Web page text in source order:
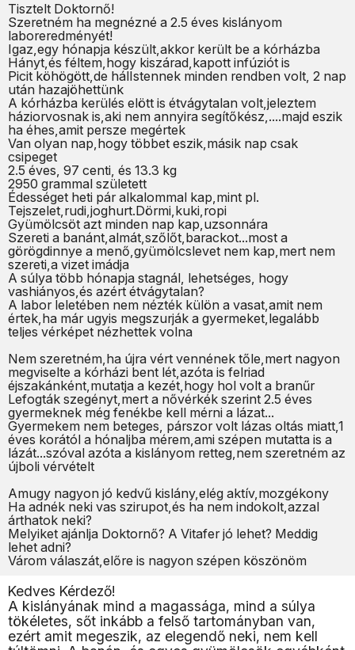
Tisztelt Doktornő!
Szeretném ha megnézné a 2.5 éves kislányom
laboreredményét!
Igaz,egy hónapja készült,akkor került be a kórházba
Hányt,és féltem,hogy kiszárad,kapott infúziót is
Picit köhögött,de hálIstennek minden rendben volt, 2 nap
után hazajöhettünk
A kórházba kerülés elött is étvágytalan volt,jeleztem
háziorvosnak is,aki nem annyira segítőkész,....majd eszik
ha éhes,amit persze megértek
Van olyan nap,hogy többet eszik,másik nap csak
csipeget
2.5 éves, 97 centi, és 13.3 kg
2950 grammal született
Édességet heti pár alkalommal kap,mint pl.
Tejszelet,rudi,joghurt.Dörmi,kuki,ropi
Gyümölcsöt azt minden nap kap,uzsonnára
Szereti a banánt,almát,szőlőt,barackot...most a
görögdinnye a menő,gyümölcslevet nem kap,mert nem
szereti,a vizet imádja
A súlya több hónapja stagnál, lehetséges, hogy
vashiányos,és azért étvágytalan?
A labor leletében nem nézték külön a vasat,amit nem
értek,ha már ugyis megszurják a gyermeket,legalább
teljes vérképet nézhettek volna
Nem szeretném,ha újra vért vennének tőle,mert nagyon
megviselte a kórházi bent lét,azóta is felriad
éjszakánként,mutatja a kezét,hogy hol volt a branűr
Lefogták szegényt,mert a nővérkék szerint 2.5 éves
gyermeknek még fenékbe kell mérni a lázat...
Gyermekem nem beteges, párszor volt lázas oltás miatt,1
éves korától a hónaljba mérem,ami szépen mutatta is a
lázát...szóval azóta a kislányom retteg,nem szeretném az
újboli vérvételt
Amugy nagyon jó kedvű kislány,elég aktív,mozgékony
Ha adnék neki vas szirupot,és ha nem indokolt,azzal
árthatok neki?
Melyiket ajánlja Doktornő? A Vitafer jó lehet? Meddig
lehet adni?
Várom válaszát,előre is nagyon szépen köszönöm
Kedves Kérdező!
A kislányának mind a magassága, mind a súlya
tökéletes, sőt inkább a felső tartományban van,
ezért amit megeszik, az elegendő neki, nem kell